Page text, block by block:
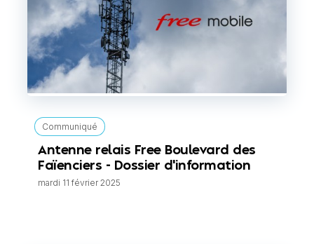
Communiqué
Antenne relais Free Boulevard des
Faïenciers - Dossier d'information
mardi 11 février 2025